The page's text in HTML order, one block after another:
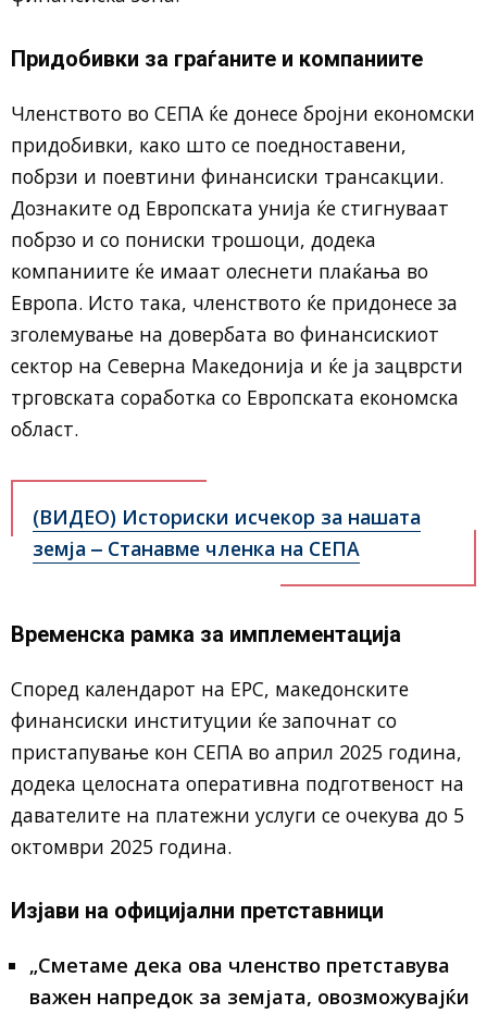
Придобивки за граѓаните и компаниите
Членството во СЕПА ќе донесе бројни економски
придобивки, како што се поедноставени,
побрзи и поевтини финансиски трансакции.
Дознаките од Европската унија ќе стигнуваат
побрзо и со пониски трошоци, додека
компаниите ќе имаат олеснети плаќања во
Европа. Исто така, членството ќе придонесе за
зголемување на довербата во финансискиот
сектор на Северна Македонија и ќе ја зацврсти
трговската соработка со Европската економска
област.
(ВИДЕО) Историски исчекор за нашата
земја ‒ Станавме членка на СЕПА
Временска рамка за имплементација
Според календарот на EPC, македонските
финансиски институции ќе започнат со
пристапување кон СЕПА во април 2025 година,
додека целосната оперативна подготвеност на
давателите на платежни услуги се очекува до 5
октомври 2025 година.
Изјави на официјални претставници
„Сметаме дека ова членство претставува
важен напредок за земјата, овозможувајќи